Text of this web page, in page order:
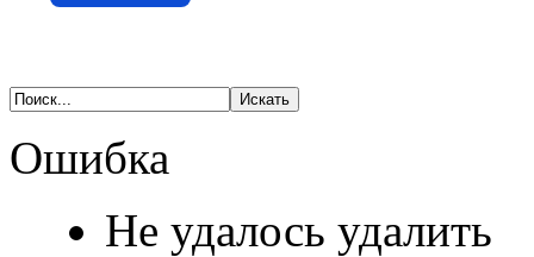
Ошибка
Не удалось удалить